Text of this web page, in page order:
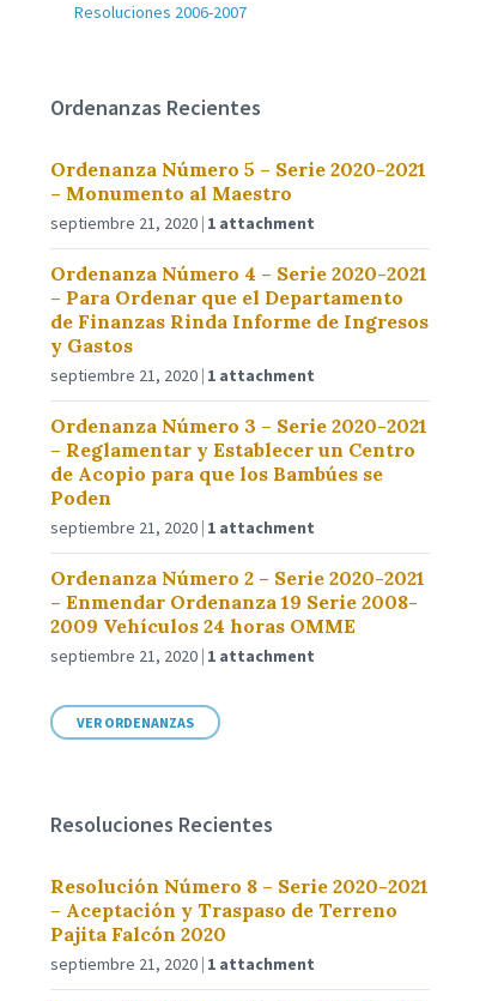
Resoluciones 2006-2007
Ordenanzas Recientes
Ordenanza Número 5 – Serie 2020-2021
– Monumento al Maestro
septiembre 21, 2020 1 attachment
Ordenanza Número 4 – Serie 2020-2021
– Para Ordenar que el Departamento
de Finanzas Rinda Informe de Ingresos
y Gastos
septiembre 21, 2020 1 attachment
Ordenanza Número 3 – Serie 2020-2021
– Reglamentar y Establecer un Centro
de Acopio para que los Bambúes se
Poden
septiembre 21, 2020 1 attachment
Ordenanza Número 2 – Serie 2020-2021
– Enmendar Ordenanza 19 Serie 2008-
2009 Vehículos 24 horas OMME
septiembre 21, 2020 1 attachment
VER ORDENANZAS
Resoluciones Recientes
Resolución Número 8 – Serie 2020-2021
– Aceptación y Traspaso de Terreno
Pajita Falcón 2020
septiembre 21, 2020 1 attachment